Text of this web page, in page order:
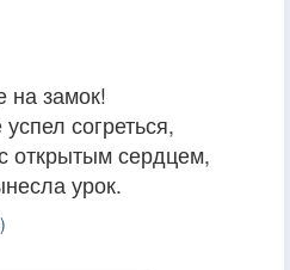
на замок!
согреться,
открытым сердцем,
урок.